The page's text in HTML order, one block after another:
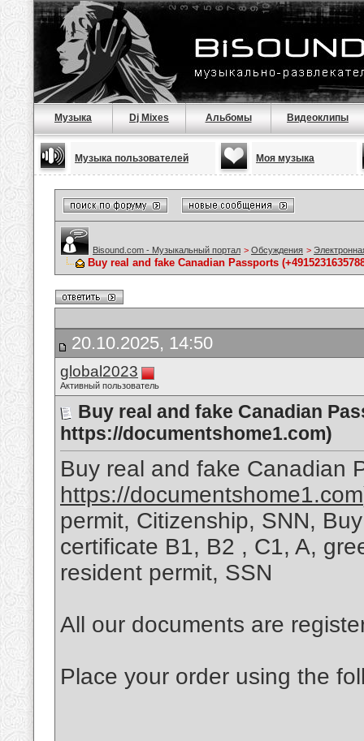
Музыка Dj Mixes Альбомы Видеоклипы
Музыка пользователей Моя музыка
Bisound.com - Музыкальный портал > Обсуждения >
Buy real and fake Canadian Passports
20.10.2025, 14:50
global2023
Активный пользователь
Buy real and fake Canadian
https://documentshome1.com)
Buy real and fake Canadian
https://documentshome1.com
permit, Citizenship, SNN,
certificate B1, B2 , C1, A,
resident permit, SSN
All our documents are
Place your order using the